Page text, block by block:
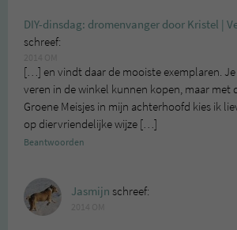
DIY-dinsdag: dromenvanger door Kristel |
schreef:
[…] en vindt daar de mooiste exemplaren.
veren in de winkel kunnen kopen, maar met
Groene Meisjes in mijn achterhoofd kies ik
op diervriendelijke wijze […]
Beantwoorden
Jasmijn schreef: